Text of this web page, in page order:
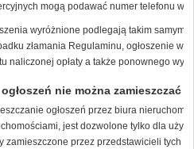
mogą podawać numer telefonu w
wyróżnione podlegają takim samym
złamania Regulaminu, ogłoszenie
naliczonej opłaty a także ponownego
nie można zamieszczać
ogłoszeń przez biura
jest dozwolone tylko dla
zamieszczone przez przedstawicieli tych